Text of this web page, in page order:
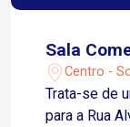
Sala
Centro -
Trata-se de
para a Rua